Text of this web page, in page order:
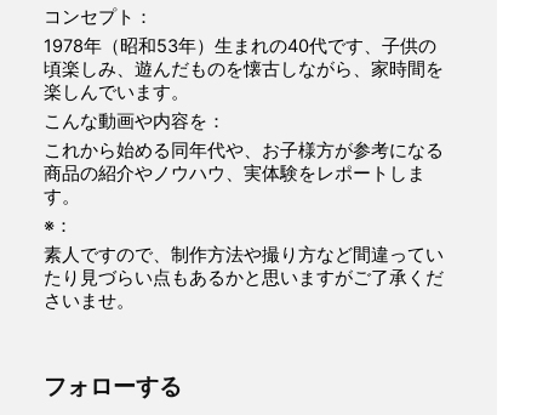
コンセプト：
1978年（昭和53年）生まれの40代です、子供の
頃楽しみ、遊んだものを懐古しながら、家時間を
楽しんでいます。
こんな動画や内容を：
これから始める同年代や、お子様方が参考になる
商品の紹介やノウハウ、実体験をレポートしま
す。
※：
素人ですので、制作方法や撮り方など間違ってい
たり見づらい点もあるかと思いますがご了承くだ
さいませ。
フォローする